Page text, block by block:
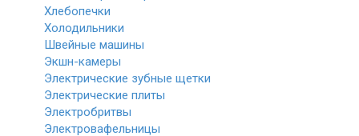
Хлебопечки
Холодильники
Швейные машины
Экшн-камеры
Электрические зубные щетки
Электрические плиты
Электробритвы
Электровафельницы